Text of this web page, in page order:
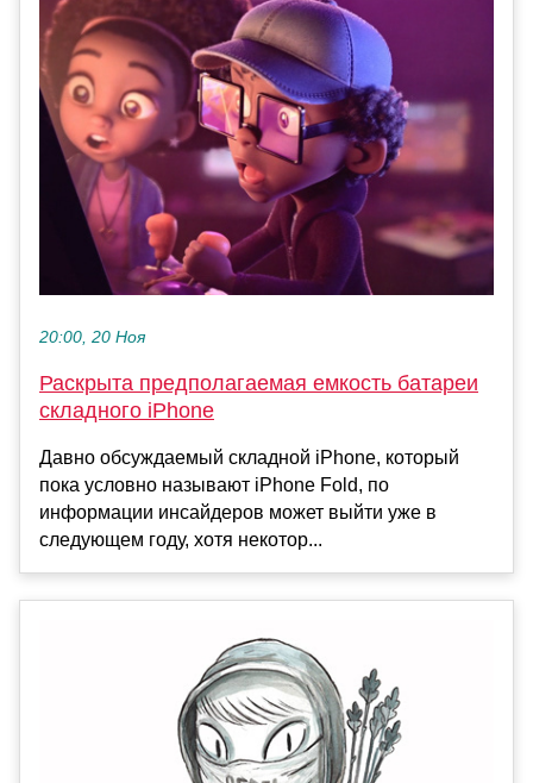
20:00, 20 Ноя
Раскрыта предполагаемая емкость батареи
складного iPhone
Давно обсуждаемый складной iPhone, который
пока условно называют iPhone Fold, по
информации инсайдеров может выйти уже в
следующем году, хотя некотор...